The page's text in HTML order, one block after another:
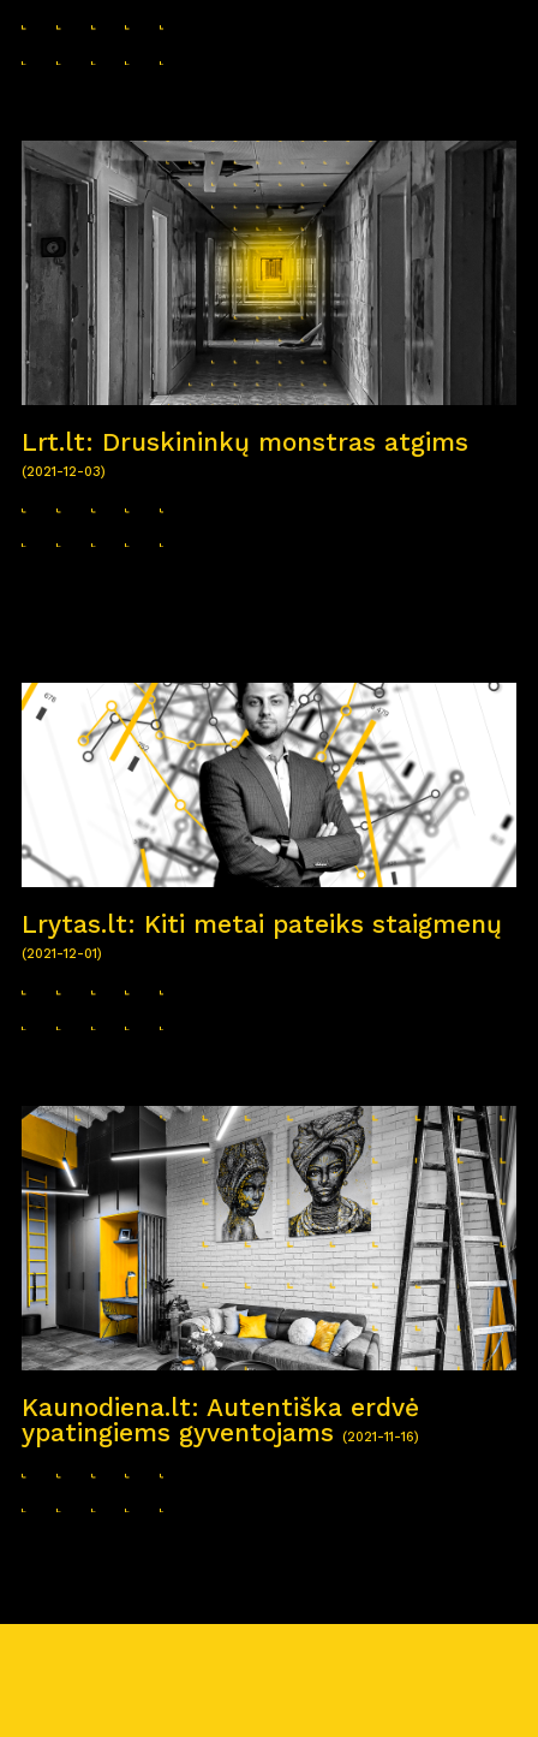
Lrt.lt: Druskininkų monstras atgims
(2021-12-03)
Lrytas.lt: Kiti metai pateiks staigmenų
(2021-12-01)
Kaunodiena.lt: Autentiška erdvė
ypatingiems gyventojams
(2021-11-16)